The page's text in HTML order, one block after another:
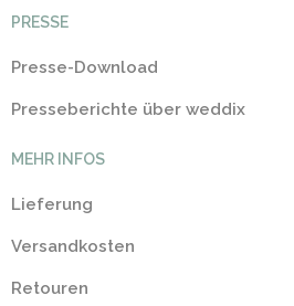
PRESSE
Presse-Download
Presseberichte über weddix
MEHR INFOS
Lieferung
Versandkosten
Retouren